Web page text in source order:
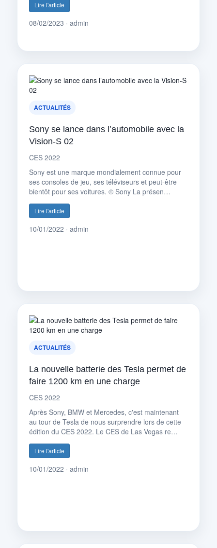
Lire l'article
08/02/2023 · admin
ACTUALITÉS
Sony se lance dans l’automobile avec la
Vision-S 02
CES 2022
Sony est une marque mondialement connue pour
ses consoles de jeu, ses téléviseurs et peut-être
bientôt pour ses voitures. © Sony La présen…
Lire l'article
10/01/2022 · admin
ACTUALITÉS
La nouvelle batterie des Tesla permet de
faire 1200 km en une charge
CES 2022
Après Sony, BMW et Mercedes, c'est maintenant
au tour de Tesla de nous surprendre lors de cette
édition du CES 2022. Le CES de Las Vegas re…
Lire l'article
10/01/2022 · admin